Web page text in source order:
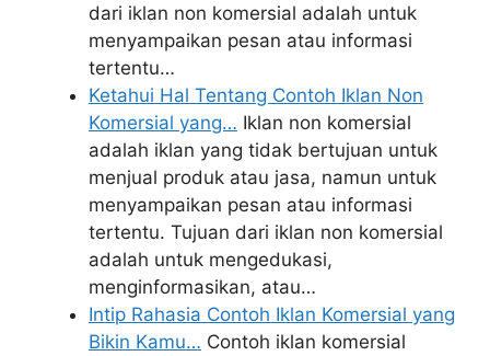
dari iklan non komersial adalah untuk
menyampaikan pesan atau informasi
tertentu…
Ketahui Hal Tentang Contoh Iklan Non
Komersial yang… Iklan non komersial
adalah iklan yang tidak bertujuan untuk
menjual produk atau jasa, namun untuk
menyampaikan pesan atau informasi
tertentu. Tujuan dari iklan non komersial
adalah untuk mengedukasi,
menginformasikan, atau…
Intip Rahasia Contoh Iklan Komersial yang
Bikin Kamu… Contoh iklan komersial